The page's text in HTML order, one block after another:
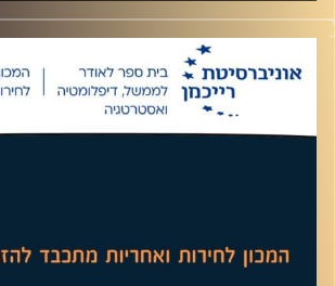
בשנים האחרונות הרבה מפעילותינו עברו
גם בעולם הפרסום והשיווק "שיווק
של התקופה. בפרק הזה התארח אופיר
ליזמות, מומחה לאסטרטגיה, תוכן ושיווק
דיגיטלי להסביר למה אין דבר כזה שיווק
שעולם השיווק עובר ואיך מתבצע השיווק
לשיחה עם אופיר רייכמן על שיווק בתקציב